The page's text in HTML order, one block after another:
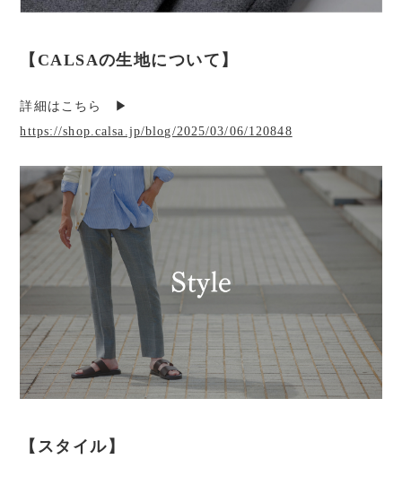
【CALSAの生地について】
詳細はこちら ▶︎
https://shop.calsa.jp/blog/2025/03/06/120848
【スタイル】